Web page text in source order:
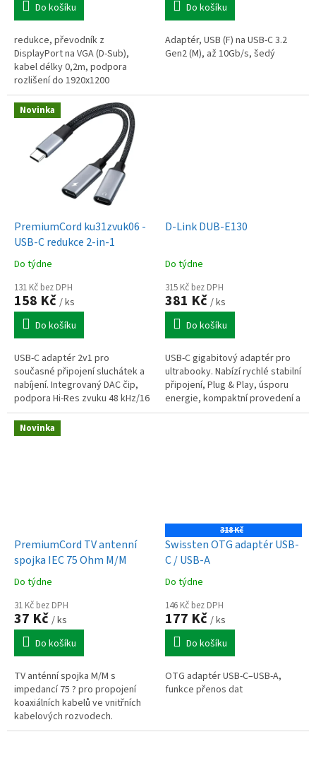
Do košíku
redukce, převodník z
DisplayPort na VGA (D-Sub),
kabel délky 0,2m, podpora
rozlišení do 1920x1200
Do košíku
Adaptér, USB (F) na USB-C 3.2
Gen2 (M), až 10Gb/s, šedý
Novinka
PremiumCord ku31zvuk06 -
USB-C redukce 2-in-1
Do týdne
131 Kč bez DPH
158 Kč / ks
Do košíku
USB-C adaptér 2v1 pro
současné připojení sluchátek a
nabíjení. Integrovaný DAC čip,
podpora Hi-Res zvuku 48 kHz/16
bit, nabíjení až 18 W, hliníkové
provedení, délka 12,5 cm.
D-Link DUB-E130
Do týdne
315 Kč bez DPH
381 Kč / ks
Do košíku
USB-C gigabitový adaptér pro
ultrabooky. Nabízí rychlé stabilní
připojení, Plug & Play, úsporu
energie, kompaktní provedení a
podporu Wake-on-LAN.
Novinka
PremiumCord TV antenní
spojka IEC 75 Ohm M/M
Do týdne
31 Kč bez DPH
37 Kč / ks
Do košíku
TV anténní spojka M/M s
impedancí 75 ? pro propojení
koaxiálních kabelů ve vnitřních
kabelových rozvodech.
318 Kč
Swissten OTG adaptér USB-
C / USB-A
Do týdne
146 Kč bez DPH
177 Kč / ks
Do košíku
OTG adaptér USB-C–USB-A,
funkce přenos dat